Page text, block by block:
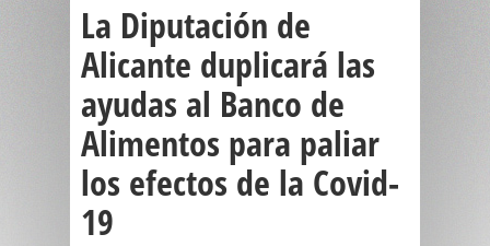
La Diputación de
Alicante duplicará las
ayudas al Banco de
Alimentos para paliar
los efectos de la Covid-
19